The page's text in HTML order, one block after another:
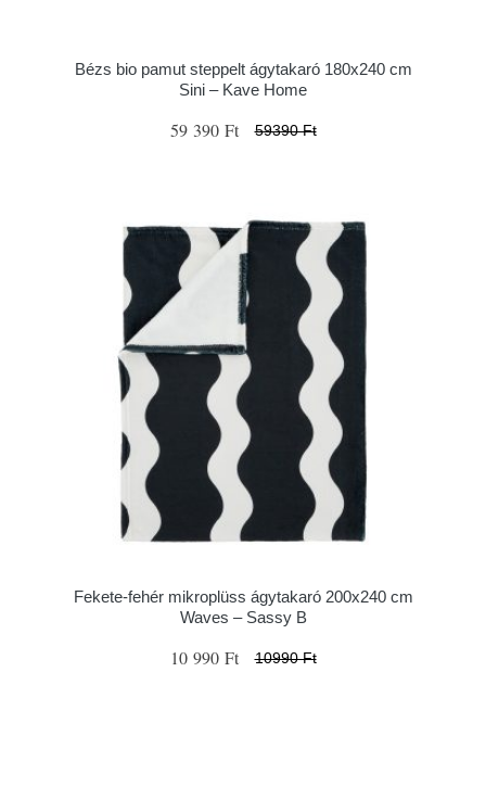
Bézs bio pamut steppelt ágytakaró 180x240 cm
Sini – Kave Home
59 390 Ft 59390 Ft
Fekete-fehér mikroplüss ágytakaró 200x240 cm
Waves – Sassy B
10 990 Ft 10990 Ft